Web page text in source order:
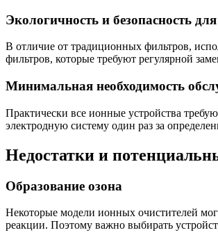
Экологичность и безопасность
В отличие от традиционных фильтров,
фильтров, которые требуют регулярной
Минимальная необходимость
Практически все ионные устройства
электродную систему один раз за
Недостатки и
Образование озона
Некоторые модели ионных очистителей
реакции. Поэтому важно выбирать